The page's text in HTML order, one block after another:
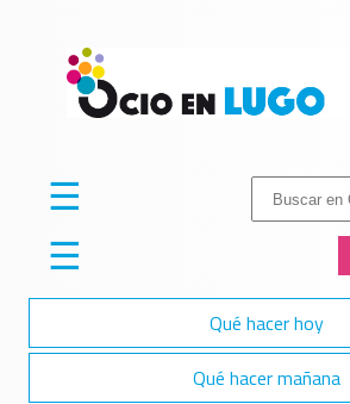
Buscar:
☰
☰
Qué hacer hoy
Qué hacer mañana